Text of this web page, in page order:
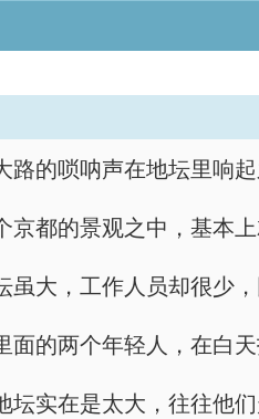
路的唢呐声在地坛里响
京都的景观之中，基本
虽大，工作人员却很少
面的两个年轻人，在白
坛实在是太大，往往他